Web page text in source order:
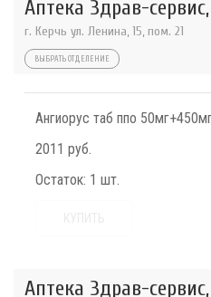
Аптека Здрав-
г. Керчь ул. Ленина, 15, пом. 21
ВЫБРАТЬ ОТДЕЛЕНИЕ
Ангиорус таб ппо
2011 руб.
Остаток: 1 шт.
Аптека Здрав-